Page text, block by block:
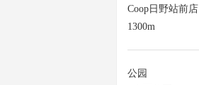
Coop日野站前店
1300m
公园